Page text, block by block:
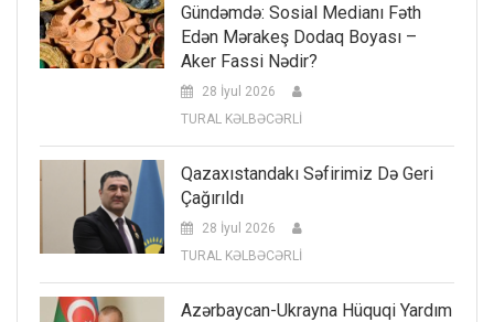
Gündəmdə: Sosial Medianı Fəth
Edən Mərakeş Dodaq Boyası –
Aker Fassi Nədir?
28 İyul 2026
TURAL KƏLBƏCƏRLİ
Qazaxıstandakı Səfirimiz Də Geri
Çağırıldı
28 İyul 2026
TURAL KƏLBƏCƏRLİ
Azərbaycan-Ukrayna Hüquqi Yardım